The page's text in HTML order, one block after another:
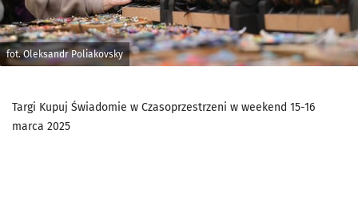
fot. Oleksandr Poliakovsky
Targi Kupuj Świadomie w Czasoprzestrzeni w weekend 15-16
marca 2025